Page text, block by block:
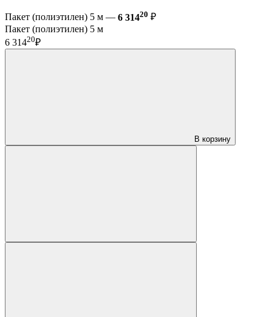
Пакет (полиэтилен) 5 м — 6 31420 ₽
Пакет (полиэтилен) 5 м
6 31420₽
В корзину